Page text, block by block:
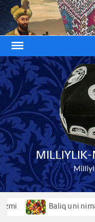
Skip
to
content
Baliq uni nimani